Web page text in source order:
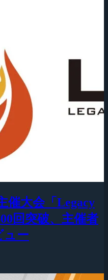
催大会「Legacy
回突破、主催者
ュー